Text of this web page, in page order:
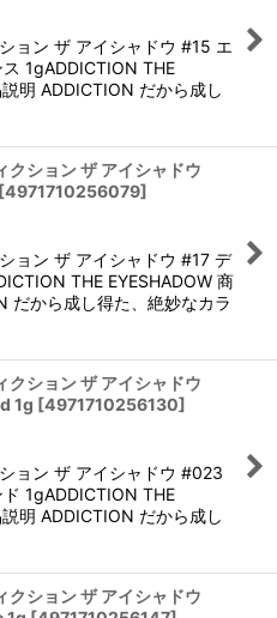
ョン ザ アイシャドウ #15 エ
1gADDICTION THE
明 ADDICTION だから成し
クション ザ アイシャドウ
[4971710256079]
ョン ザ アイシャドウ #17 デ
THE EYESHADOW 商
だから成し得た、絶妙なカラ
クション ザ アイシャドウ
1g [4971710256130]
ョン ザ アイシャドウ #023
1gADDICTION THE
明 ADDICTION だから成し
クション ザ アイシャドウ